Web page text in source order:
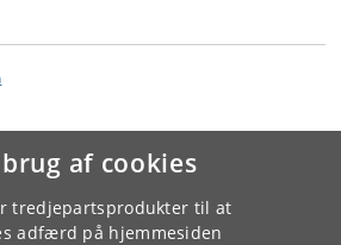
af cookies
tredjepartsprodukter til at
adfærd på hjemmesiden